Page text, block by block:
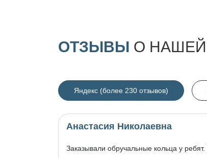
ОТЗЫВЫ О НАШЕЙ
Яндекс (более 230 отзывов)
Анастасия Николаевна
Заказывали обручальные кольца у